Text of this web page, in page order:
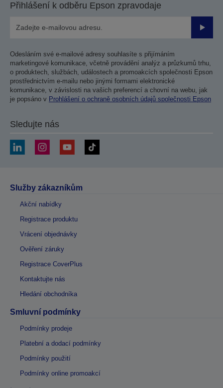
Přihlášení k odběru Epson zpravodaje
Odesláním své e-mailové adresy souhlasíte s přijímáním
marketingové komunikace, včetně provádění analýz a průzkumů trhu,
o produktech, službách, událostech a promoakcích společnosti Epson
prostřednictvím e-mailu nebo jinými formami elektronické
komunikace, v závislosti na vašich preferencí a chovní na webu, jak
je popsáno v Prohlášení o ochraně osobních údajů společnosti Epson
Sledujte nás
Služby zákazníkům
Akční nabídky
Registrace produktu
Vrácení objednávky
Ověření záruky
Registrace CoverPlus
Kontaktujte nás
Hledání obchodníka
Smluvní podmínky
Podmínky prodeje
Platební a dodací podmínky
Podmínky použití
Podmínky online promoakcí